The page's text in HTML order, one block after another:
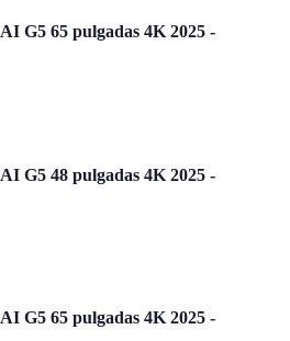
G5 65 pulgadas 4K 2025 -
G5 48 pulgadas 4K 2025 -
G5 65 pulgadas 4K 2025 -